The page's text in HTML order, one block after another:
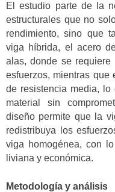
El estudio parte de la
estructurales que no
rendimiento, sino que
viga híbrida, el acero
alas, donde se
esfuerzos, mientras
de resistencia media,
material sin
diseño permite que la
redistribuya los
viga homogénea, con
liviana y económica.
Metodología y análisis